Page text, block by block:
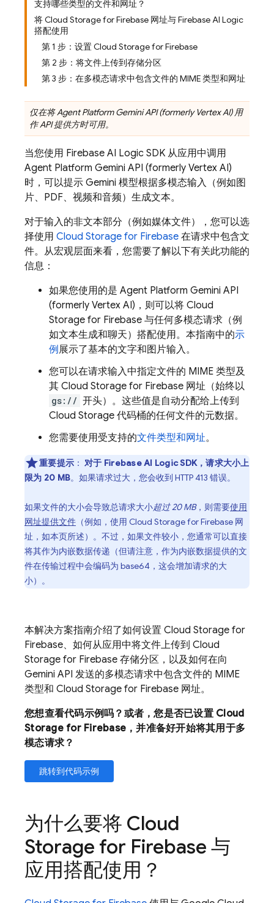
支持哪些类型的文件和网址？
将 Cloud Storage for Firebase 网址与 Firebase AI Logic
搭配使用
第 1 步：设置 Cloud Storage for Firebase
第 2 步：将文件上传到存储分区
第 3 步：在多模态请求中包含文件的 MIME 类型和网址
仅在将Agent PlatformGemini API (formerly Vertex AI)用
作 API 提供方时可用。
当您使用 Firebase AI Logic SDK 从应用中调用
Agent Platform Gemini API (formerly Vertex AI)
时，可以提示 Gemini 模型根据多模态输入（例如图
片、PDF、视频和音频）生成文本。
对于输入的非文本部分（例如媒体文件），您可以选
择使用 Cloud Storage for Firebase 在请求中包含文
件。从宏观层面来看，您需要了解以下有关此功能的
信息：
如果您使用的是 Agent Platform Gemini API
(formerly Vertex AI) ，则可以将 Cloud
Storage for Firebase 与任何多模态请求（例
如文本生成和聊天）搭配使用。本指南中的示
例展示了基本的文字和图片输入。
您可以在请求输入中指定文件的 MIME 类型及
其 Cloud Storage for Firebase 网址（始终以
gs:// 开头）。这些值是自动分配给上传到
Cloud Storage 代码桶的任何文件的元数据。
您需要使用受支持的文件类型和网址。
重要提示 ： 对于 Firebase AI LogicSDK，请求大小上
限为 20 MB。如果请求过大，您会收到 HTTP 413 错误。
如果文件的大小会导致总请求大小超过 20 MB，则需要使用
网址提供文件 （例如，使用 Cloud Storage for Firebase 网
址，如本页所述）。不过，如果文件较小，您通常可以直接
将其作为内嵌数据传递（但请注意，作为内嵌数据提供的文
件在传输过程中会编码为 base64，这会增加请求的大
小）。
本解决方案指南介绍了如何设置 Cloud Storage for
Firebase、如何从应用中将文件上传到 Cloud
Storage for Firebase 存储分区，以及如何在向
Gemini API 发送的多模态请求中包含文件的 MIME
类型和 Cloud Storage for Firebase 网址。
您想查看代码示例吗？或者，您是否已设置 Cloud
Storage for Firebase ，并准备好开始将其用于多
模态请求？
跳转到代码示例
为什么要将 Cloud
Storage for Firebase 与
应用搭配使用？